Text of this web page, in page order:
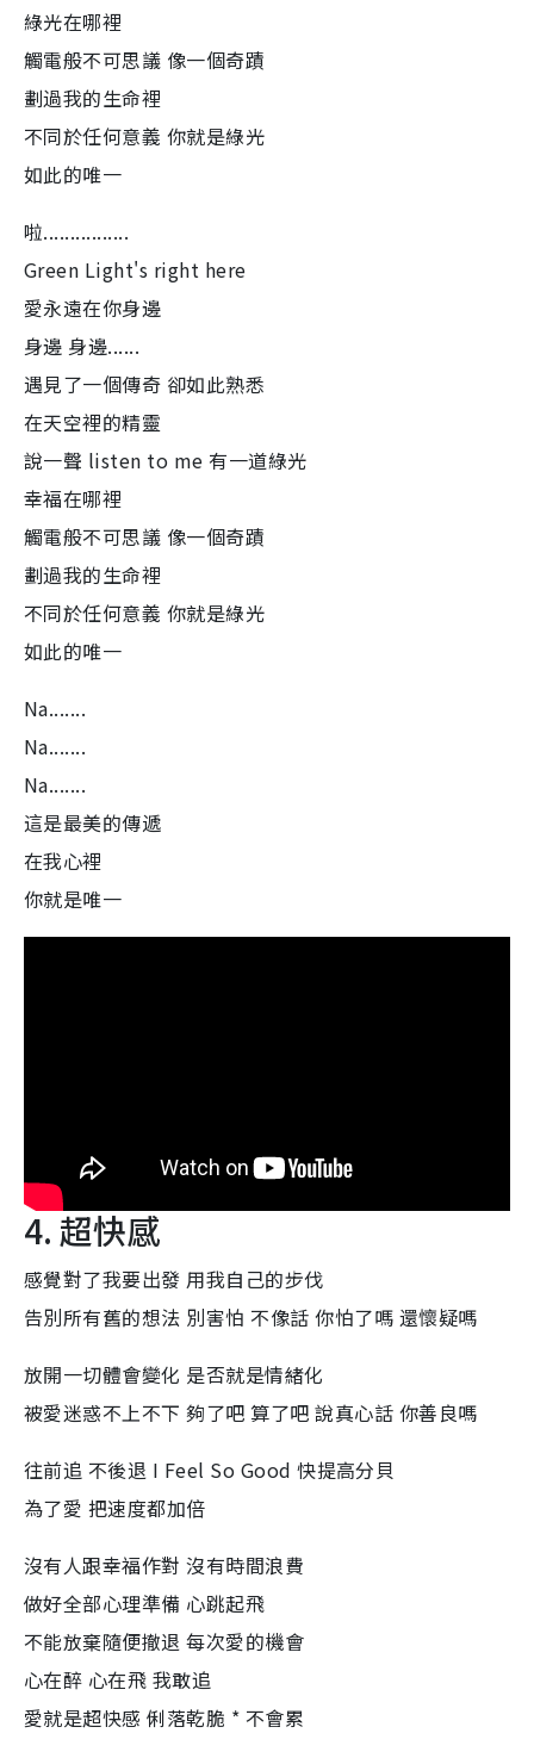
綠光在哪裡
觸電般不可思議 像一個奇蹟
劃過我的生命裡
不同於任何意義 你就是綠光
如此的唯一
啦................
Green Light's right here
愛永遠在你身邊
身邊 身邊......
遇見了一個傳奇 卻如此熟悉
在天空裡的精靈
說一聲 listen to me 有一道綠光
幸福在哪裡
觸電般不可思議 像一個奇蹟
劃過我的生命裡
不同於任何意義 你就是綠光
如此的唯一
Na.......
Na.......
Na.......
這是最美的傳遞
在我心裡
你就是唯一
4. 超快感
感覺對了我要出發 用我自己的步伐
告別所有舊的想法 別害怕 不像話 你怕了嗎 還懷疑嗎
放開一切體會變化 是否就是情緒化
被愛迷惑不上不下 夠了吧 算了吧 說真心話 你善良嗎
往前追 不後退 I Feel So Good 快提高分貝
為了愛 把速度都加倍
沒有人跟幸福作對 沒有時間浪費
做好全部心理準備 心跳起飛
不能放棄隨便撤退 每次愛的機會
心在醉 心在飛 我敢追
愛就是超快感 俐落乾脆 * 不會累